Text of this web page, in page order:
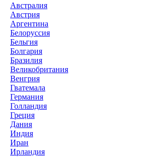
Австралия
Австрия
Аргентина
Белоруссия
Бельгия
Болгария
Бразилия
Великобритания
Венгрия
Гватемала
Германия
Голландия
Греция
Дания
Индия
Иран
Ирландия